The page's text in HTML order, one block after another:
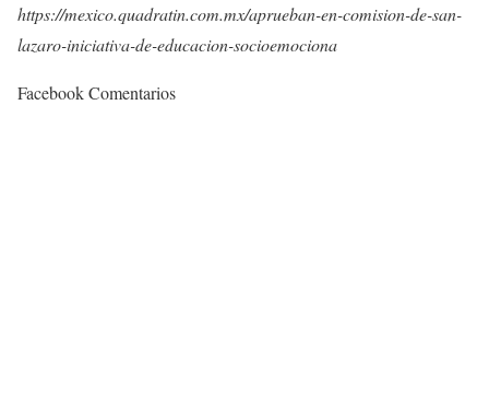
https://mexico.quadratin.com.mx/aprueban-en-comision-de-san-
lazaro-iniciativa-de-educacion-socioemociona
Facebook Comentarios